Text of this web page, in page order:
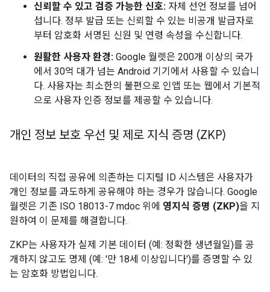
신뢰할 수 있고 검증 가능한 신호: 자체 선언 정보를 넘어
섭니다. 정부 발급 또는 신뢰할 수 있는 비공개 발급자로
부터 암호화 서명된 신원 및 연령 속성을 수신합니다.
원활한 사용자 환경: Google 월렛은 200개 이상의 국가
에서 30억 대가 넘는 Android 기기에서 사용할 수 있습니
다. 사용자는 최소한의 불편으로 인앱 또는 웹에서 기본적
으로 사용자 인증 정보를 제공할 수 있습니다.
개인 정보 보호 우선 및 제로 지식 증명 (ZKP)
데이터의 직접 공유에 의존하는 디지털 ID 시스템은 사용자가
개인 정보를 과도하게 공유해야 하는 경우가 많습니다. Google
월렛은 기존 ISO 18013-7 mdoc 위에 영지식 증명 (ZKP)을 지
원하여 이 문제를 해결합니다.
ZKP는 사용자가 실제 기본 데이터 (예: 정확한 생년월일)를 공
개하지 않고도 명제 (예: '만 18세 이상입니다')를 증명할 수 있
는 암호화 방법입니다.